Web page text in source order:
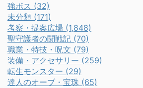
強ボス (32)
未分類 (171)
考察・提案広場 (1,848)
聖守護者の闘戦記 (70)
職業・特技・呪文 (79)
装備・アクセサリー (259)
転生モンスター (29)
達人のオーブ・宝珠 (65)